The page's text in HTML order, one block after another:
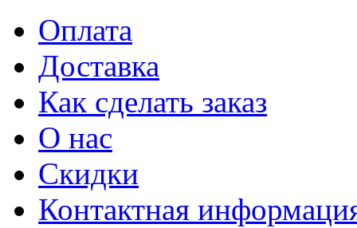
Оплата
Доставка
Как сделать заказ
О нас
Скидки
Контактная